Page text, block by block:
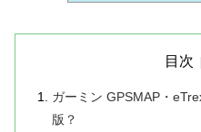
目次
ガーミン GPSMAP・
版？